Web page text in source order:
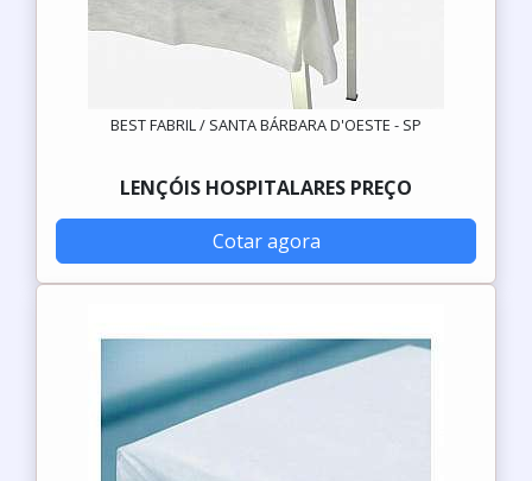
BEST FABRIL / SANTA BÁRBARA D'OESTE - SP
LENÇÓIS HOSPITALARES PREÇO
Cotar agora